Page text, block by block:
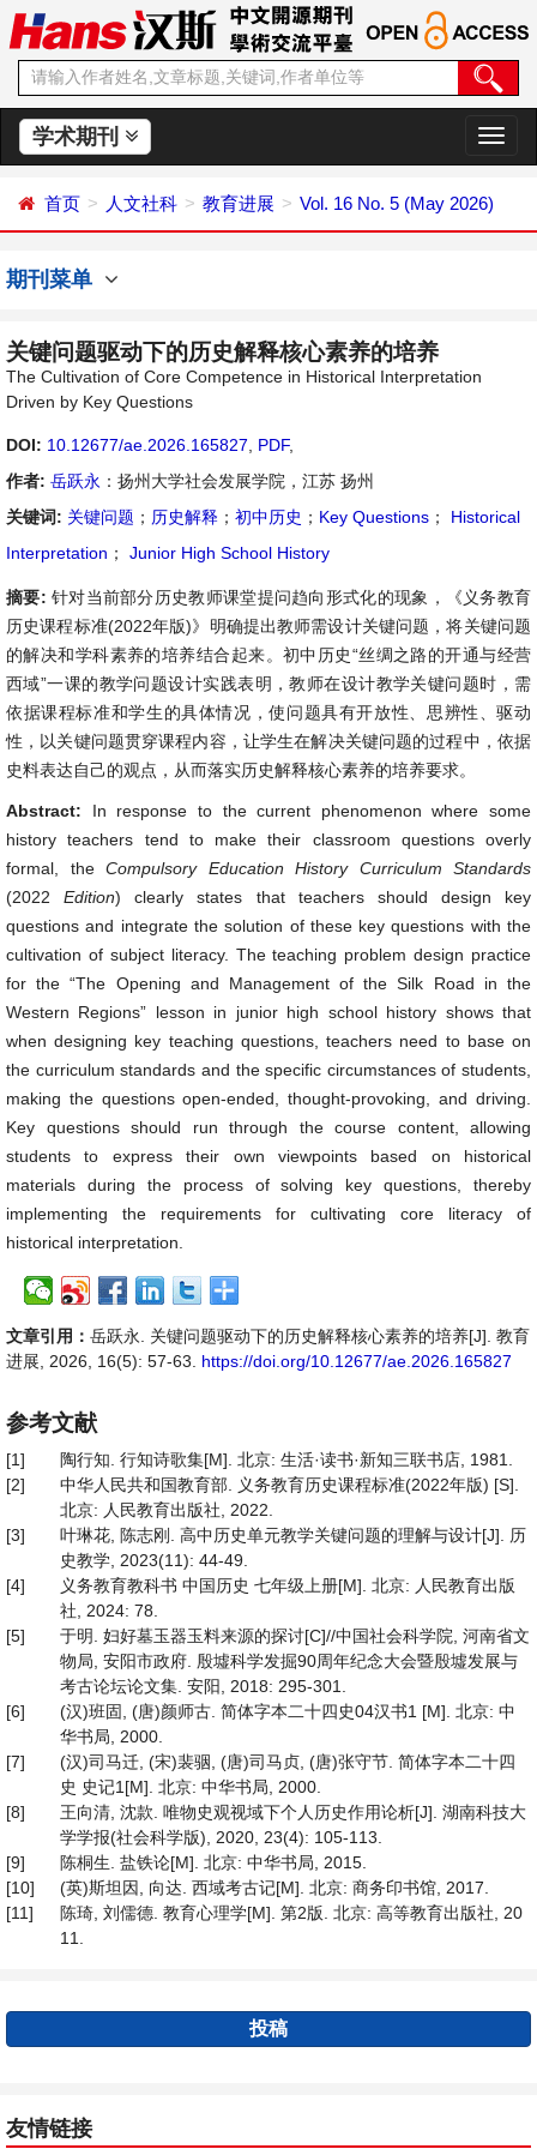
学术期刊
切
换
航
首页 人文社科 教育进展 Vol. 16 No. 5 (May 2026)
期刊菜单
关键问题驱动下的历史解释核心素养的培养
The Cultivation of Core Competence in Historical Interpretation
Driven by Key Questions
DOI: 10.12677/ae.2026.165827 PDF,
作者: 岳跃永 ：扬州大学社会发展学院，江苏 扬州
关键词: 关键问题 ； 历史解释 ； 初中历史 ； Key Questions ；
Historical
Interpretation ； Junior High School History
摘要: 针对当前部分历史教师课堂提问趋向形式化的现象，《义务教育
历史课程标准(2022年版)》明确提出教师需设计关键问题，将关键问题
的解决和学科素养的培养结合起来。初中历史“丝绸之路的开通与经营
西域”一课的教学问题设计实践表明，教师在设计教学关键问题时，需
依据课程标准和学生的具体情况，使问题具有开放性、思辨性、驱动
性，以关键问题贯穿课程内容，让学生在解决关键问题的过程中，依据
史料表达自己的观点，从而落实历史解释核心素养的培养要求。
Abstract: In response to the current phenomenon where some
history teachers tend to make their classroom questions overly
formal, the Compulsory Education History Curriculum Standards
(2022Edition) clearly states that teachers should design key
questions and integrate the solution of these key questions with the
cultivation of subject literacy. The teaching problem design practice
for the “The Opening and Management of the Silk Road in the
Western Regions” lesson in junior high school history shows that
when designing key teaching questions, teachers need to base on
the curriculum standards and the specific circumstances of students,
making the questions open-ended, thought-provoking, and driving.
Key questions should run through the course content, allowing
students to express their own viewpoints based on historical
materials during the process of solving key questions, thereby
implementing the requirements for cultivating core literacy of
historical interpretation.
文章引用： 岳跃永. 关键问题驱动下的历史解释核心素养的培养[J]. 教育
进展, 2026, 16(5): 57-63. https://doi.org/10.12677/ae.2026.165827
参考文献
[1]
陶行知. 行知诗歌集[M]. 北京: 生活·读书·新知三联书店, 1981.
[2]
中华人民共和国教育部. 义务教育历史课程标准(2022年版) [S].
北京: 人民教育出版社, 2022.
[3]
叶琳花, 陈志刚. 高中历史单元教学关键问题的理解与设计[J]. 历
史教学, 2023(11): 44-49.
[4]
义务教育教科书 中国历史 七年级上册[M]. 北京: 人民教育出版
社, 2024: 78.
[5]
于明. 妇好墓玉器玉料来源的探讨[C]//中国社会科学院, 河南省文
物局, 安阳市政府. 殷墟科学发掘90周年纪念大会暨殷墟发展与
考古论坛论文集. 安阳, 2018: 295-301.
[6]
(汉)班固, (唐)颜师古. 简体字本二十四史04汉书1 [M]. 北京: 中
华书局, 2000.
[7]
(汉)司马迁, (宋)裴骃, (唐)司马贞, (唐)张守节. 简体字本二十四
史 史记1[M]. 北京: 中华书局, 2000.
[8]
王向清, 沈款. 唯物史观视域下个人历史作用论析[J]. 湖南科技大
学学报(社会科学版), 2020, 23(4): 105-113.
[9]
陈桐生. 盐铁论[M]. 北京: 中华书局, 2015.
[10]
(英)斯坦因, 向达. 西域考古记[M]. 北京: 商务印书馆, 2017.
[11]
陈琦, 刘儒德. 教育心理学[M]. 第2版. 北京: 高等教育出版社, 20
11.
投稿
友情链接